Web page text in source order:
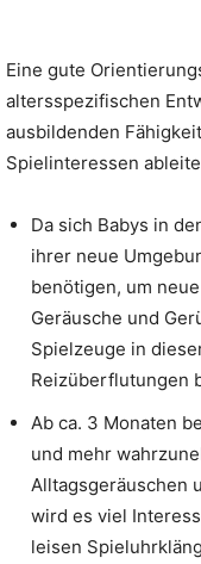
Eine gute
altersspezifischen
ausbildenden
Spielinteressen
Da sich Babys in
ihrer neue
benötigen, um
Geräusche und
Spielzeuge in
Reizüberflutungen
Ab ca. 3 Monaten
und mehr
Alltagsgeräuschen
wird es viel
leisen